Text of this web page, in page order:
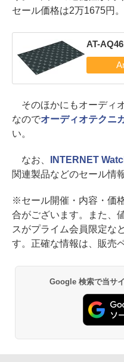
セール価格は2万1675円。
AT-
そのほかにもオーディ
なのでオーディオテクニ
い。
なお、 INTERNET
関連製品などのセール情
※セール開催・内容・価
合がございます。また、
スがプライム会員限定な
す。正確な情報は、販売
Google 検索で当サ